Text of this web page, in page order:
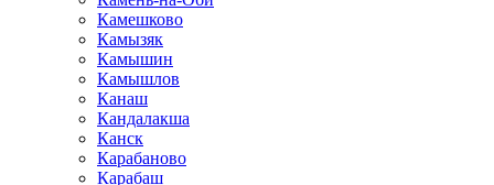
Камешково
Камызяк
Камышин
Камышлов
Канаш
Кандалакша
Канск
Карабаново
Карабаш